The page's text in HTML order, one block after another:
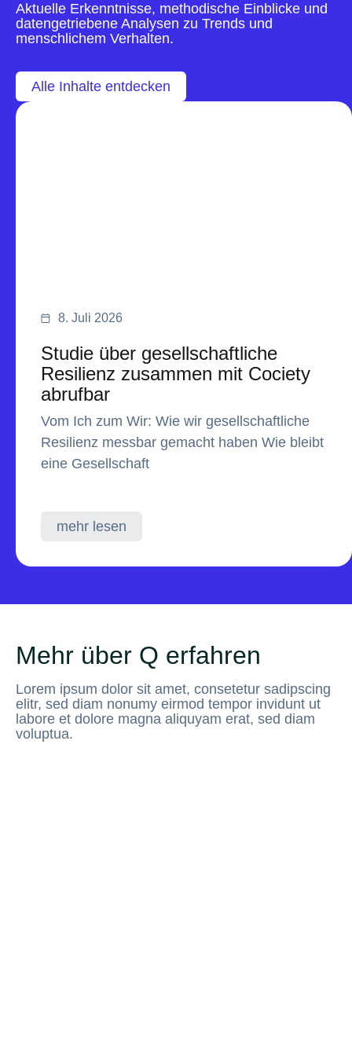
Aktuelle Erkenntnisse, methodische Einblicke und
datengetriebene Analysen zu Trends und
menschlichem Verhalten.
Alle Inhalte entdecken
8. Juli 2026
Studie über gesellschaftliche
Resilienz zusammen mit Cociety
abrufbar
Vom Ich zum Wir: Wie wir gesellschaftliche
Resilienz messbar gemacht haben Wie bleibt
eine Gesellschaft
mehr lesen
Mehr über Q erfahren
Lorem ipsum dolor sit amet, consetetur sadipscing
elitr, sed diam nonumy eirmod tempor invidunt ut
labore et dolore magna aliquyam erat, sed diam
voluptua.